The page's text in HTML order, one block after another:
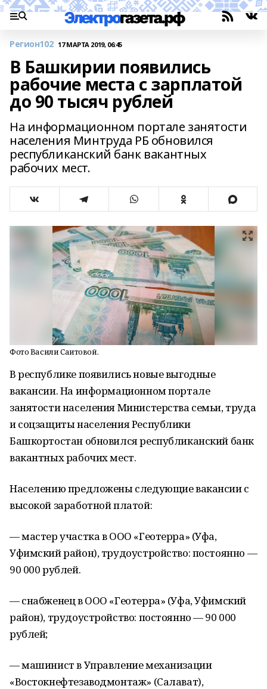
Регион102 17 МАРТА 2019, 06:45
В Башкирии появились
рабочие места с зарплатой
до 90 тысяч рублей
На информационном портале занятости
населения Минтруда РБ обновился
республиканский банк вакантных
рабочих мест.
Фото Васили Саитовой.
В республике появились новые выгодные
вакансии. На информационном портале
занятости населения Министерства семьи, труда
и соцзащиты населения Республики
Башкортостан обновился республиканский банк
вакантных рабочих мест.
Населению предложены следующие вакансии с
высокой заработной платой:
— мастер участка в ООО «Геотерра» (Уфа,
Уфимский район), трудоустройство: постоянно —
90 000 рублей.
— снабженец в ООО «Геотерра» (Уфа, Уфимский
район), трудоустройство: постоянно — 90 000
рублей;
— машинист в Управление механизации
«Востокнефтезаводмонтаж» (Салават),